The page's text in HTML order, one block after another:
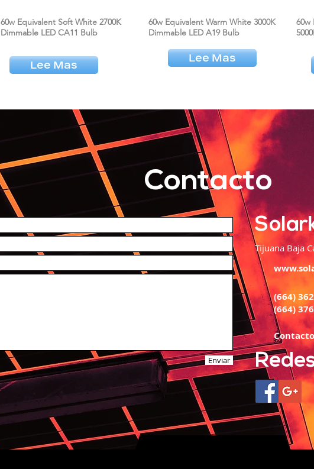
60w Equivalent Soft White 2700K
Dimmable LED CA11 Bulb
Lee Mas
60w Equivalent Warm White 3000K
Dimmable LED A19 Bulb
Lee Mas
60w
Contacto
Tijuana Baja
(664)
(664)
Enviar